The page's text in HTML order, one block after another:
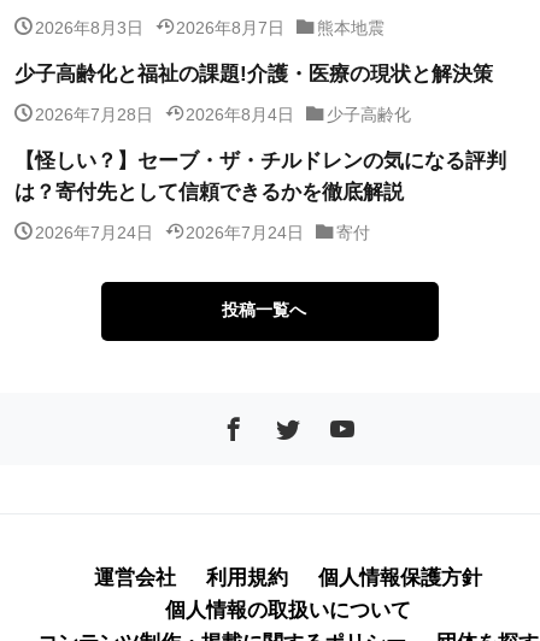
2026年8月3日 2026年8月7日 熊本地震
少子高齢化と福祉の課題!介護・医療の現状と解決策
2026年7月28日 2026年8月4日 少子高齢化
【怪しい？】セーブ・ザ・チルドレンの気になる評判
は？寄付先として信頼できるかを徹底解説
2026年7月24日 2026年7月24日 寄付
投稿一覧へ
運営会社 利用規約
個人情報保護方針
個人情報の取扱いについて